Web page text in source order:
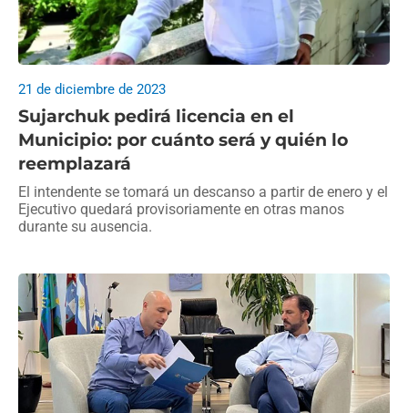
Sujarchuk pedirá licencia en el
Municipio: por cuánto será y quién lo
reemplazará
21 de diciembre de 2023
El intendente se tomará un descanso a partir de enero y el
Ejecutivo quedará provisoriamente en otras manos
durante su ausencia.